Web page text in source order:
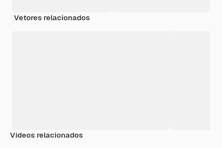
Vetores relacionados
Vídeos relacionados